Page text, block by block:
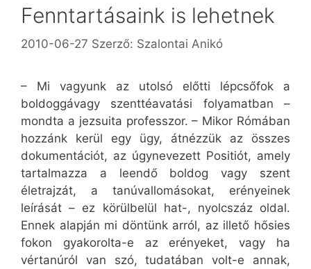
Fenntartásaink is lehetnek
2010-06-27 Szerző: Szalontai Anikó
– Mi vagyunk az utolsó előtti lépcsőfok a
boldoggávagy szenttéavatási folyamatban –
mondta a jezsuita professzor. – Mikor Rómában
hozzánk kerül egy ügy, átnézzük az összes
dokumentációt, az úgynevezett Positiót, amely
tartalmazza a leendő boldog vagy szent
életrajzát, a tanúvallomásokat, erényeinek
leírását – ez körülbelül hat-, nyolcszáz oldal.
Ennek alapján mi döntünk arról, az illető hősies
fokon gyakorolta-e az erényeket, vagy ha
vértanúról van szó, tudatában volt-e annak,